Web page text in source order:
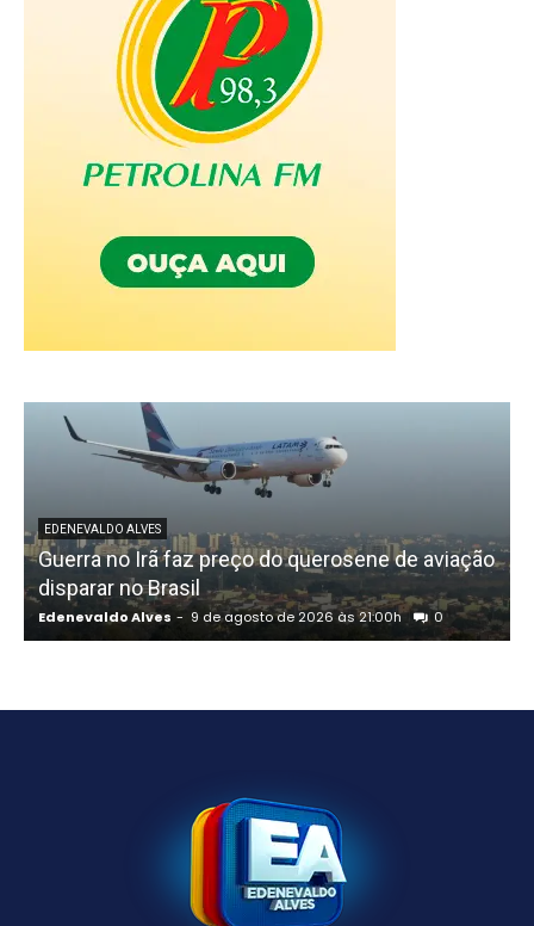
EDENEVALDO ALVES
Guerra no Irã faz preço do querosene de aviação
disparar no Brasil
Edenevaldo Alves - 9 de agosto de 2026 às 21:00h 0